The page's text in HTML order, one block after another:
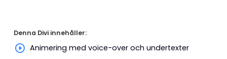
Denna Divi innehåller:
Animering med voice-over och undertexter